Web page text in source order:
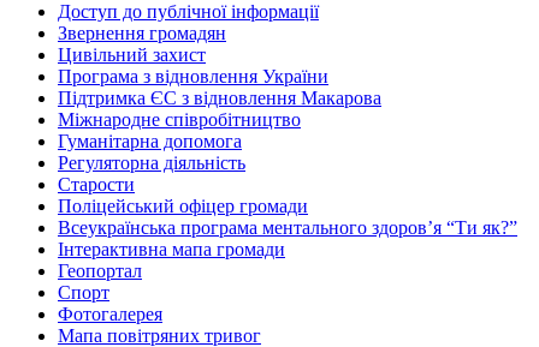
Доступ до публічної інформації
Звернення громадян
Цивільний захист
Програма з відновлення України
Підтримка ЄС з відновлення Макарова
Міжнародне співробітництво
Гуманітарна допомога
Регуляторна діяльність
Старости
Поліцейський офіцер громади
Всеукраїнська програма ментального здоров’я “Ти як?”
Інтерактивна мапа громади
Геопортал
Спорт
Фотогалерея
Мапа повітряних тривог